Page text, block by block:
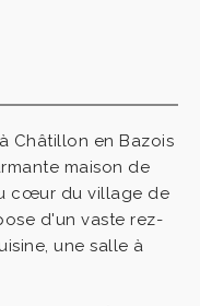
Châtillon en Bazois
maison de
cœur du village de
d'un vaste rez-
une salle à